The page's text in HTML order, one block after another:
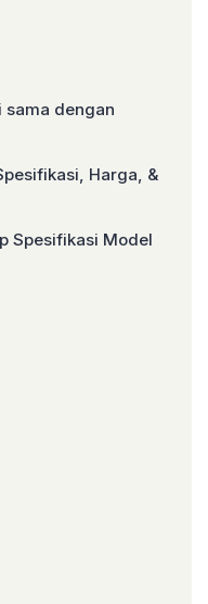
sama dengan
Harga, &
Spesifikasi Model